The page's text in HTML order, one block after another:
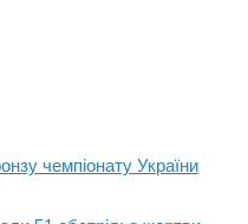
чемпіонату України